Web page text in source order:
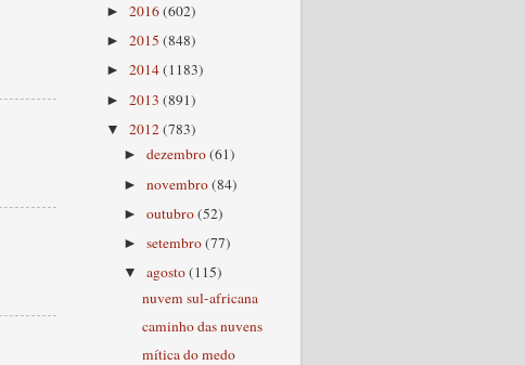
► 2016(602)
► 2015 (848)
► 2014(1183)
► 2013 (891)
▼ 2012(783)
►dezembro(61)
►novembro(84)
►outubro(52)
►setembro(77)
▼agosto(115)
nuvem sul-africana
caminho das nuvens
mítica do medo